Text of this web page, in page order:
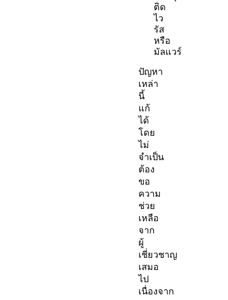
ติด
ไว
รัส
หรือ
มัลแวร์
ปัญหา
เหล่า
นี้
แก้
ได้
โดย
ไม่
จำเป็น
ต้อง
ขอ
ความ
ช่วย
เหลือ
จาก
ผู้
เชี่ยวชาญ
เสมอ
ไป
เนื่องจาก